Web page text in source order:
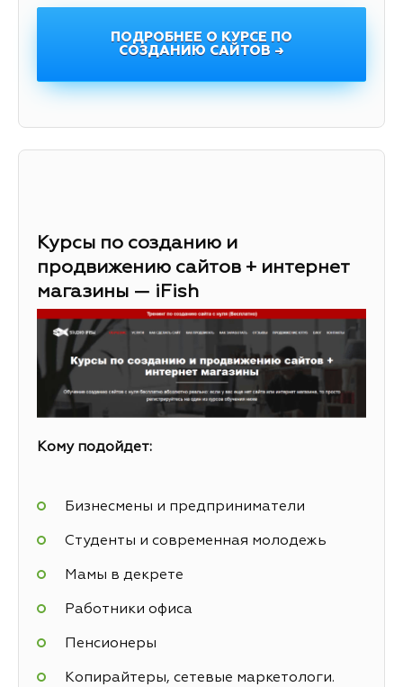
ПОДРОБНЕЕ О КУРСЕ ПО
СОЗДАНИЮ САЙТОВ →
Курсы по созданию и
продвижению сайтов + интернет
магазины — iFish
Кому подойдет:
Бизнесмены и предприниматели
Студенты и современная молодежь
Мамы в декрете
Работники офиса
Пенсионеры
Копирайтеры, сетевые маркетологи.